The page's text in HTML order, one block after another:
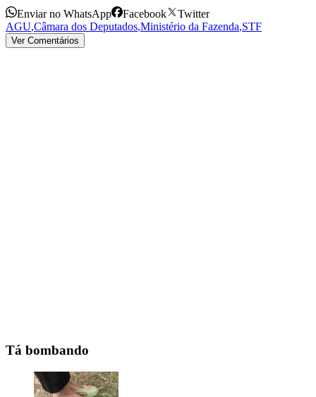
Enviar no WhatsApp Facebook
Twitter
AGU,Câmara dos Deputados,Ministério da Fazenda,STF
Ver Comentários
Tá bombando